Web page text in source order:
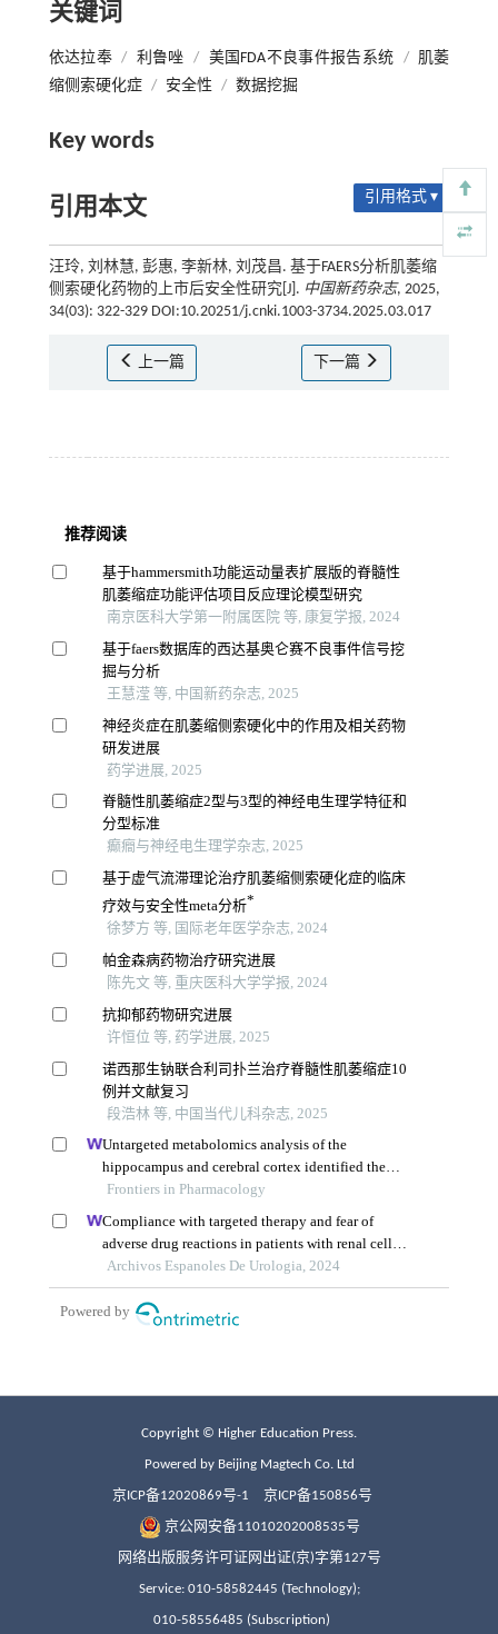
关键词
依达拉奉 / 利鲁唑 / 美国FDA不良事件报告系统 / 肌萎
缩侧索硬化症 / 安全性 / 数据挖掘
Key words
引用本文 引用格式 ▾
汪玲, 刘林慧, 彭惠, 李新林, 刘茂昌. 基于FAERS分析肌萎缩
侧索硬化药物的上市后安全性研究[J]. 中国新药杂志, 2025,
34(03): 322-329 DOI:10.20251/j.cnki.1003-3734.2025.03.017
上一篇 下一篇
Copyright © Higher Education Press.
Powered by Beijing Magtech Co. Ltd
京ICP备12020869号-1 京ICP备150856号
京公网安备11010202008535号
网络出版服务许可证网出证(京)字第127号
Service: 010-58582445 (Technology);
010-58556485 (Subscription)